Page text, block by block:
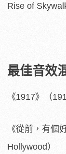
Rise of
最佳音效
《1917》（
《從前，有個
Hollywood）